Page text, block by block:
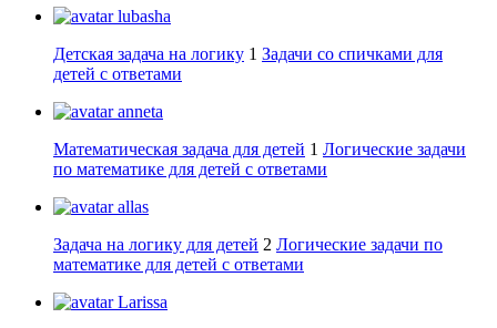
lubasha
Детская задача на логику 1 Задачи со спичками для
детей с ответами
anneta
Математическая задача для детей 1 Логические задачи
по математике для детей с ответами
allas
Задача на логику для детей 2 Логические задачи по
математике для детей с ответами
Larissa